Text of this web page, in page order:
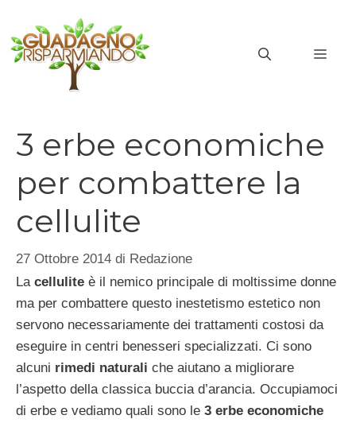
contenuto
3 erbe economiche
per combattere la
cellulite
27 Ottobre 2014 di Redazione
La cellulite è il nemico principale di moltissime donne
ma per combattere questo inestetismo estetico non
servono necessariamente dei trattamenti costosi da
eseguire in centri benesseri specializzati. Ci sono
alcuni rimedi naturali che aiutano a migliorare
l’aspetto della classica buccia d’arancia. Occupiamoci
di erbe e vediamo quali sono le 3 erbe economiche